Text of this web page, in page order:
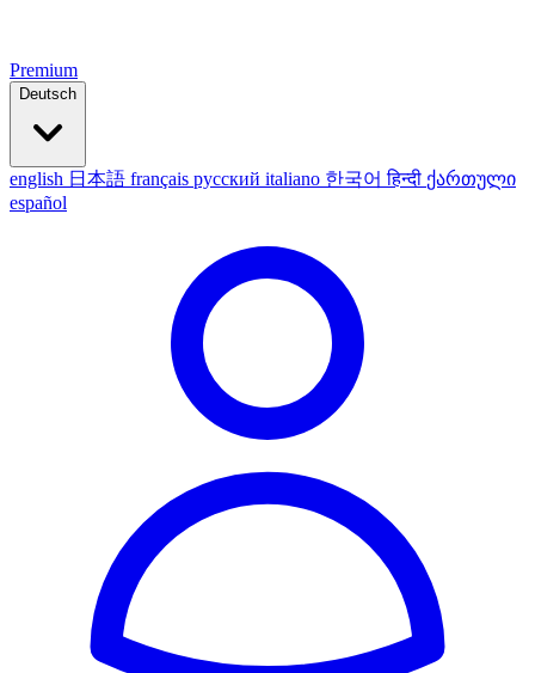
Premium
Deutsch
english 日本語 français русский italiano 한국어हिन्दी ქართული
español